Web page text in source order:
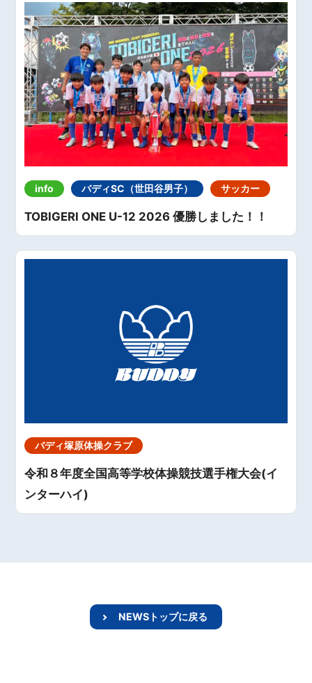
info バディSC（世田谷男子） サッカー
TOBIGERI ONE U-12 2026 優勝しました！！
バディ塚原体操クラブ
令和８年度全国高等学校体操競技選手権大会(イ
ンターハイ)
NEWSトップに戻る